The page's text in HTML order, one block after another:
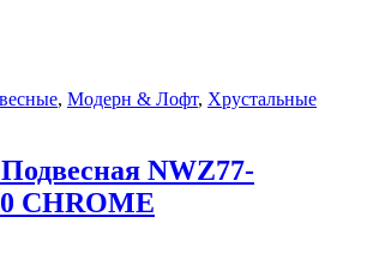
, Модерн & Лофт, Хрустальные
NWZ77-
CHROME